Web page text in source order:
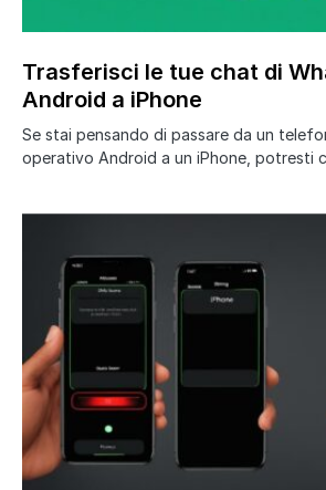
Trasferisci le tue chat di
Android a iPhone
Se stai pensando di passare da un
operativo Android a un iPhone, potresti